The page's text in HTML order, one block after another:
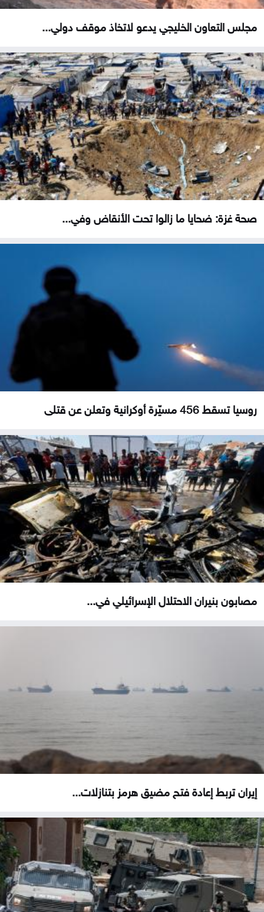
مجلس التعاون الخليجي يدعو لاتخاذ موقف دولي...
صحة غزة: ضحايا ما زالوا تحت الأنقاض وفي...
روسيا تسقط 456 مسيّرة أوكرانية وتعلن عن قتلى
مصابون بنيران الاحتلال الإسرائيلي في...
إيران تربط إعادة فتح مضيق هرمز بتنازلات...